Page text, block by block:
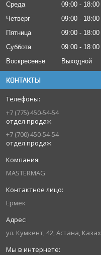
Среда
09:00
18:00
Четверг
09:00
18:00
Пятница
09:00
18:00
Суббота
09:00
18:00
Воскресенье
Выходной
КОНТАКТЫ
+7 (775) 450-54-54
отдел продаж
+7 (700) 450-54-54
отдел продаж
MASTERMAG
Ермек
ул. Кумкент, 42, Астана,